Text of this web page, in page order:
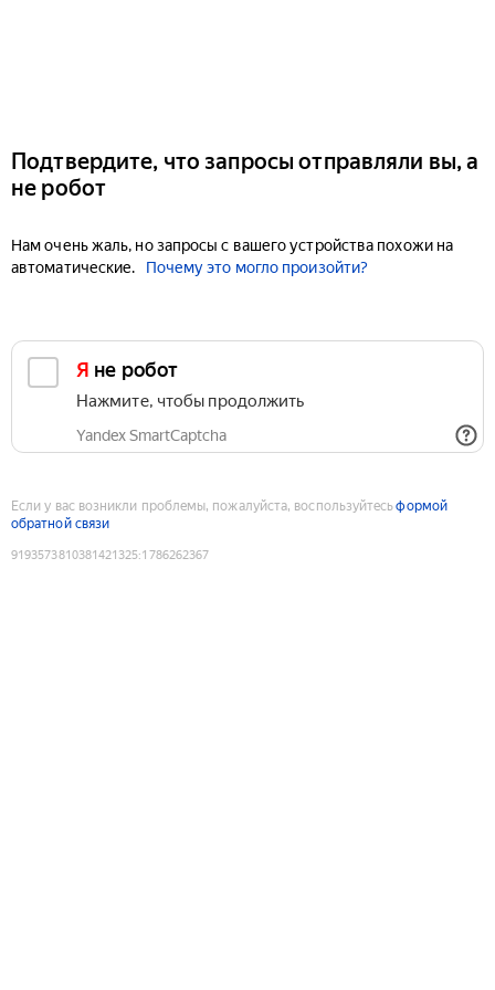
Подтвердите, что запросы отправляли вы, а
не робот
Нам очень жаль, но запросы с вашего устройства похожи на
автоматические.
Почему это могло произойти?
Я не робот
Нажмите, чтобы продолжить
Yandex SmartCaptcha
Если у вас возникли проблемы, пожалуйста, воспользуйтесьформой
обратной связи
9193573810381421325:1786262367